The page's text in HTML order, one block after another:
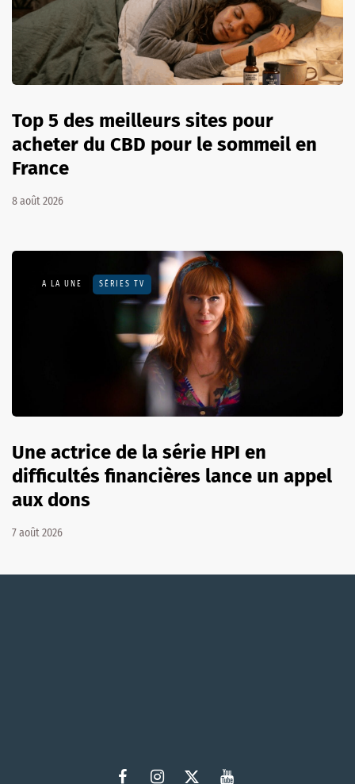
Top 5 des meilleurs sites pour
acheter du CBD pour le sommeil en
France
8 août 2026
A LA UNE SÉRIES TV
Une actrice de la série HPI en
difficultés financières lance un appel
aux dons
7 août 2026